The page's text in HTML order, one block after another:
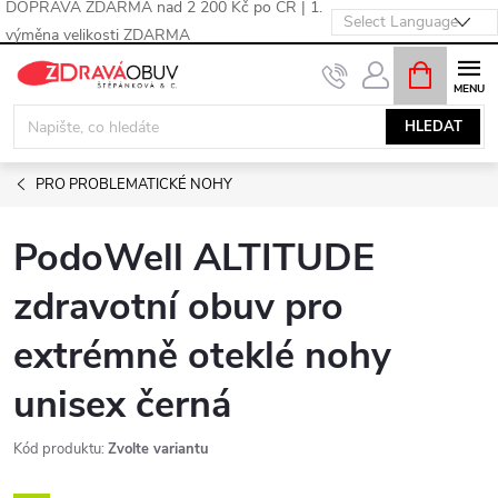
DOPRAVA ZDARMA nad 2 200 Kč po ČR | 1.
výměna velikosti ZDARMA
Přejít
obsah
HLEDAT
NÁKUPNÍ
KOŠÍK
PRO PROBLEMATICKÉ NOHY
PodoWell ALTITUDE
zdravotní obuv pro
extrémně oteklé nohy
unisex černá
Kód produktu: Zvolte variantu